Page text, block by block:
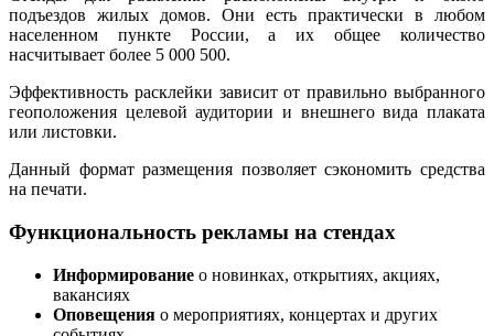
подъездов жилых домов. Они есть практически в любом
населенном пункте России, а их общее количество
насчитывает более 5 000 500.
Эффективность расклейки зависит от правильно выбранного
геоположения целевой аудитории и внешнего вида плаката
или листовки.
Данный формат размещения позволяет сэкономить средства
на печати.
Функциональность рекламы на стендах
Информирование о новинках, открытиях, акциях,
вакансиях
Оповещения о мероприятиях, концертах и других